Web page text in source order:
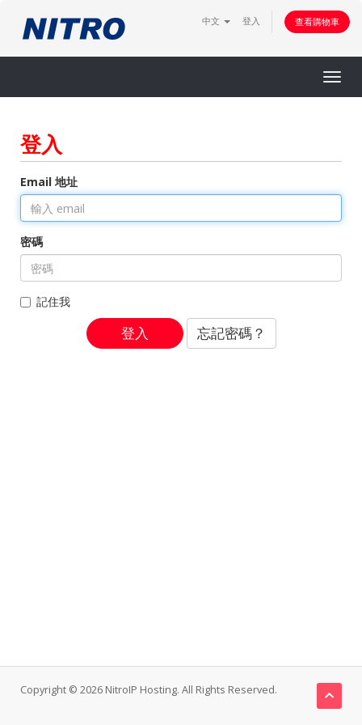
中文 登入 查看購物車
登入
Email 地址
密碼
記住我
忘記密碼？
Copyright © 2026 NitroIP Hosting. All Rights Reserved.